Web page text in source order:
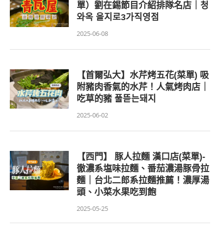
單）劉在錫節目介紹排隊名店｜청
와옥 을지로3가직영점
2025-06-08
【首爾弘大】水芹烤五花(菜單) 吸
附豬肉香氣的水芹！人氣烤肉店｜
吃草的豬 풀뜯는돼지
2025-06-02
【西門】 豚人拉麵 漢口店(菜單)-
徹濃系塩味拉麵、番茄濃湯豚骨拉
麵｜台北二郎系拉麵推薦！濃厚湯
頭、小菜水果吃到飽
2025-05-25